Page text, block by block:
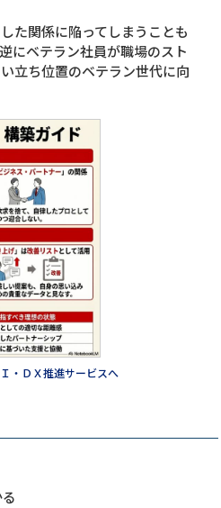
た関係に陥ってしまうことも
にベテラン社員が職場のスト
立ち位置のベテラン世代に向
・ＤＸ推進サービスへ